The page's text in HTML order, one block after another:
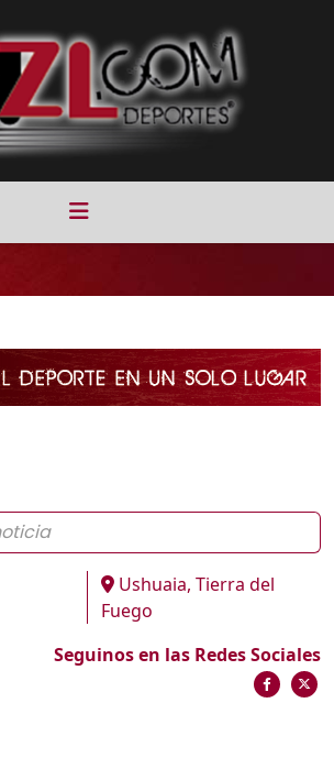
Ushuaia, Tierra del
Fuego
Seguinos en las Redes Sociales